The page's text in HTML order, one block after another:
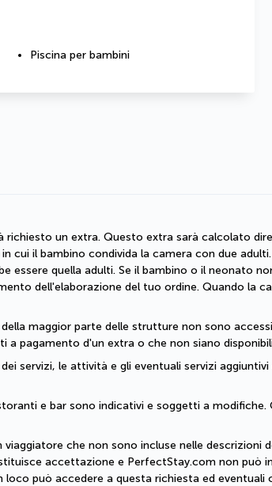
Piscina per bambini
richiesto un extra. Questo extra sarà calcolato
cui il bambino condivida la camera con due
essere quella adulti. Se il bambino o il neonato
dell'elaborazione del tuo ordine. Quando la
maggior parte delle strutture non sono
pagamento d'un extra o che non siano
servizi, le attività e gli eventuali servizi
e bar sono indicativi e soggetti a
che non sono incluse nelle descrizioni
accettazione e PerfectStay.com non può
può accedere a questa richiesta ed